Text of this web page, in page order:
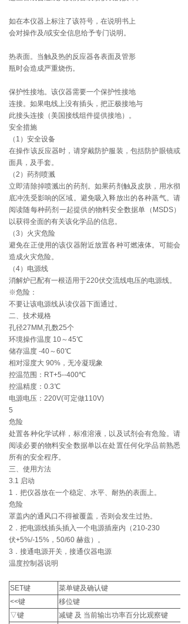
如在本仪器上标注了该符号，在说明书上
会对操作及/或安全信息给予专门说明。
热表面。当触及热的反应器各表面及管形
瓶时会造成严重烧伤。
保护性接地。该仪器需要一个保护性接地
连接。如果电线上没有插头，把正极接地与
此接头连接（美国接线组件提供接地）。
安全措施
（1）安全设备
在操作该反应器时，请穿戴防护服装，包括防护眼镜或
面具，及手套。
（2）药剂喷溅
立即清除掉喷溅出的药剂。如果药剂触及皮肤，用水彻
底冲洗受影响的区域。避免吸入释放出的各种蒸气。请
阅读随每种药剂一起提供的物料安全数据单（MSDS）
以获得全面的有关该化学品的信息。
（3）火灾危险
避免在正使用的该仪器附近放置各种可燃液体。可能会
造成火灾危险。
（4）电源线
消解炉已配有一根适用于220伏交流线电压的电源线。
※危险：
不要让该电源线从读仪器下面通过。
二、技术规格
孔径27MM,孔数25个
环境操作温度 10～45℃
储存温度 -40～60℃
相对湿度大 90%，无冷凝现象
控温范围：RT+5--400℃
控温精度：0.3℃
电源电压：220V(可定做110V)
5
危险
处置各种化学试样，标准溶液，以及试剂会有危险。请
阅读必要的物料安全数据单以在处置任何化学品前熟悉
所有的安全程序。
三、使用方法
3.1 启动
1．把仪器放在一个稳定、水平、耐热的表面上。
危险
罩盖内的通风口不得被覆盖，否则会发生过热。
2．把电源线插头插入一个电源插座内（210-230
伏+5%/-15%，50/60 赫兹）。
3．接通电源开关，接通仪器电源
温度控制器说明
SET键
菜单键及确认键
<<键
移位键
▽键
减键 及 当前输出功率百分比观察键